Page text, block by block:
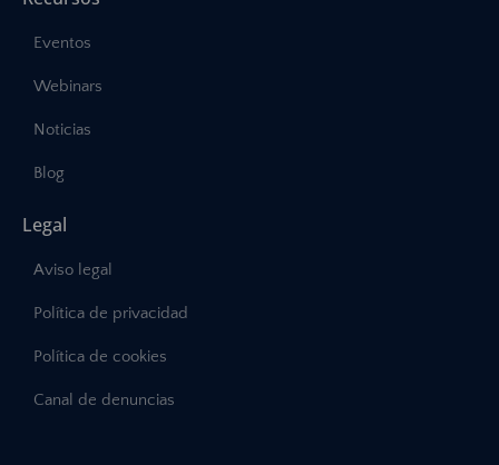
Eventos
Webinars
Noticias
Blog
Legal
Aviso legal
Política de privacidad
Política de cookies
Canal de denuncias